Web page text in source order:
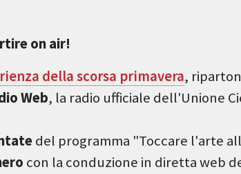
on air!
della scorsa primavera,
Web, la radio ufficiale dell'Unione
del programma "Toccare l'arte
con la conduzione in diretta web